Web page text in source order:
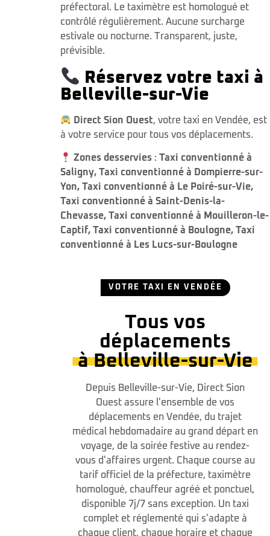
préfectoral. Le taximètre est homologué et
contrôlé régulièrement. Aucune surcharge
estivale ou nocturne. Transparent, juste,
prévisible.
Réservez votre taxi à
Belleville-sur-Vie
Direct Sion Ouest, votre taxi en Vendée, est
à votre service pour tous vos déplacements.
Zones desservies :Taxi conventionné à
Saligny, Taxi conventionné à Dompierre-sur-
Yon, Taxi conventionné à Le Poiré-sur-Vie,
Taxi conventionné à Saint-Denis-la-
Chevasse, Taxi conventionné à Mouilleron-le-
Captif, Taxi conventionné à Boulogne, Taxi
conventionné à Les Lucs-sur-Boulogne
VOTRE TAXI EN VENDÉE
Tous vos
déplacements
à Belleville-sur-Vie
Depuis Belleville-sur-Vie, Direct Sion
Ouest assure l'ensemble de vos
déplacements en Vendée, du trajet
médical hebdomadaire au grand départ en
voyage, de la soirée festive au rendez-
vous d'affaires urgent. Chaque course au
tarif officiel de la préfecture, taximètre
homologué, chauffeur agréé et ponctuel,
disponible 7j/7 sans exception. Un taxi
complet et réglementé qui s'adapte à
chaque client, chaque horaire et chaque